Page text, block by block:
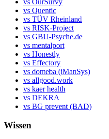
vs OurSurvy
vs Quentic
vs TÜV Rheinland
vs RISK-Project
vs GBU-Psyche.de
vs mentalport
vs Honestly
vs Effectory
vs domeba (iManSys)
vs allgood.work
vs kaer health
vs DEKRA
vs BG prevent (BAD)
Wissen